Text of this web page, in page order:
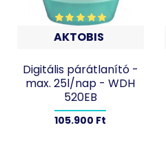
AKTOBIS
Digitális párátlanító -
max. 25l/nap - WDH
520EB
105.900 Ft